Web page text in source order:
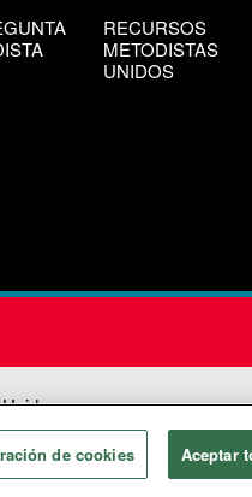
RECURSOS
METODISTAS
UNIDOS
de cookies Aceptar